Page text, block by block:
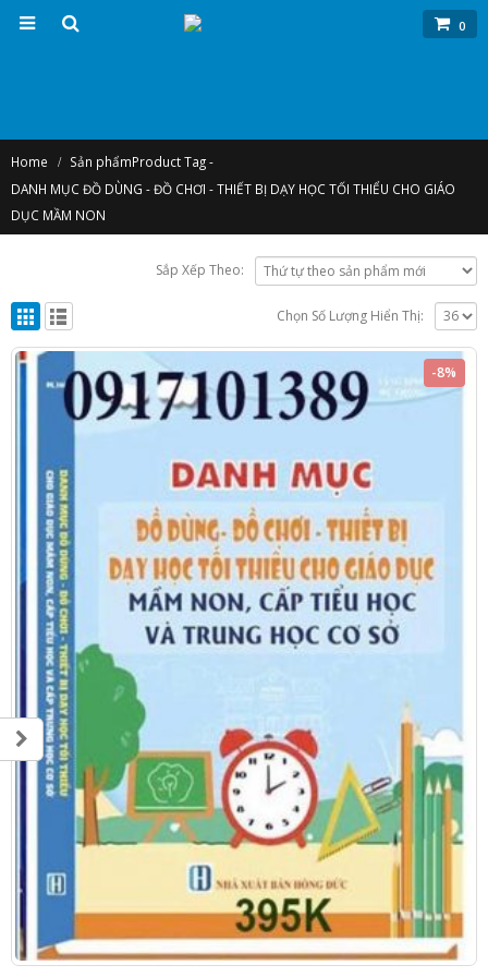
0
Home Sản phẩmProduct Tag -
DANH MỤC ĐỒ DÙNG - ĐỒ CHƠI - THIẾT BỊ DẠY HỌC TỐI THIỂU CHO GIÁO
DỤC MẦM NON
Sắp Xếp Theo:
Chọn Số Lượng Hiển Thị:
-8%